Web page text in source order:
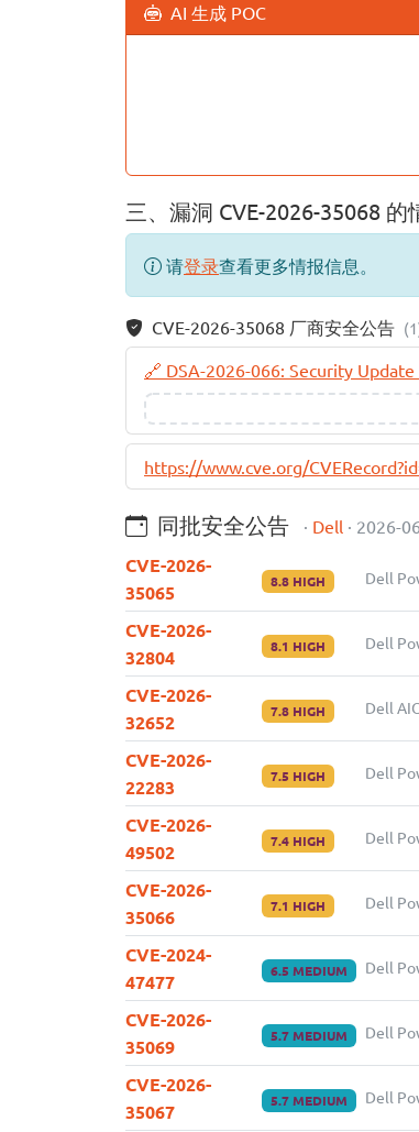
AI 生成 POC
三、漏洞 CVE-2026-35068 的
请登录查看更多情报信息。
CVE-2026-35068 厂商安全公告
🔗 DSA-2026-066: Security
https://www.cve.org/
同批安全公告 · Dell · 2026-
CVE-2026-
35065
8.8 HIGH Dell
CVE-2026-
32804
8.1 HIGH Dell
CVE-2026-
32652
7.8 HIGH Dell
CVE-2026-
22283
7.5 HIGH Dell
CVE-2026-
49502
7.4 HIGH Dell
CVE-2026-
35066
7.1 HIGH Dell
CVE-2024-
47477
6.5 MEDIUM Dell
CVE-2026-
35069
5.7 MEDIUM Dell
CVE-2026-
35067
5.7 MEDIUM Dell